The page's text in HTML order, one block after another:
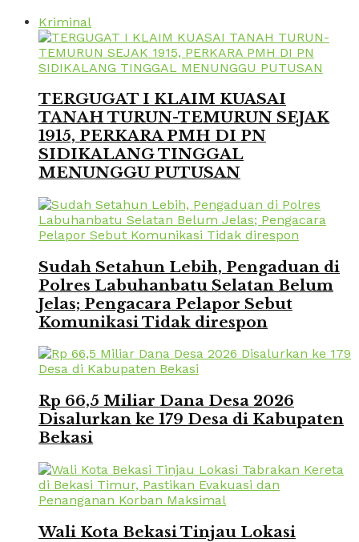
Kriminal
TERGUGAT I KLAIM KUASAI
TANAH TURUN-TEMURUN SEJAK
1915, PERKARA PMH DI PN
SIDIKALANG TINGGAL
MENUNGGU PUTUSAN
Sudah Setahun Lebih, Pengaduan di
Polres Labuhanbatu Selatan Belum
Jelas; Pengacara Pelapor Sebut
Komunikasi Tidak direspon
Rp 66,5 Miliar Dana Desa 2026
Disalurkan ke 179 Desa di Kabupaten
Bekasi
Wali Kota Bekasi Tinjau Lokasi